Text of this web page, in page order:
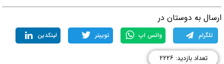
به دوستان در
تلگرام واتس اپ توییتر لینکدین
تعداد بازدید: ۲۲۲۶